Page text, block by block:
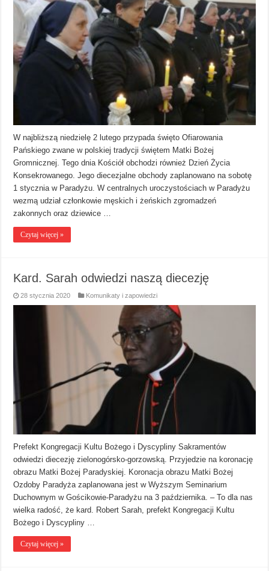
W najbliższą niedzielę 2 lutego przypada święto Ofiarowania
Pańskiego zwane w polskiej tradycji świętem Matki Bożej
Gromnicznej. Tego dnia Kościół obchodzi również Dzień Życia
Konsekrowanego. Jego diecezjalne obchody zaplanowano na sobotę
1 stycznia w Paradyżu. W centralnych uroczystościach w Paradyżu
wezmą udział członkowie męskich i żeńskich zgromadzeń
zakonnych oraz dziewice …
Czytaj więcej »
Kard. Sarah odwiedzi naszą diecezję
28 stycznia 2020 Komunikaty i zapowiedzi
Prefekt Kongregacji Kultu Bożego i Dyscypliny Sakramentów
odwiedzi diecezję zielonogórsko-gorzowską. Przyjedzie na koronację
obrazu Matki Bożej Paradyskiej. Koronacja obrazu Matki Bożej
Ozdoby Paradyża zaplanowana jest w Wyższym Seminarium
Duchownym w Gościkowie-Paradyżu na 3 października. – To dla nas
wielka radość, że kard. Robert Sarah, prefekt Kongregacji Kultu
Bożego i Dyscypliny …
Czytaj więcej »